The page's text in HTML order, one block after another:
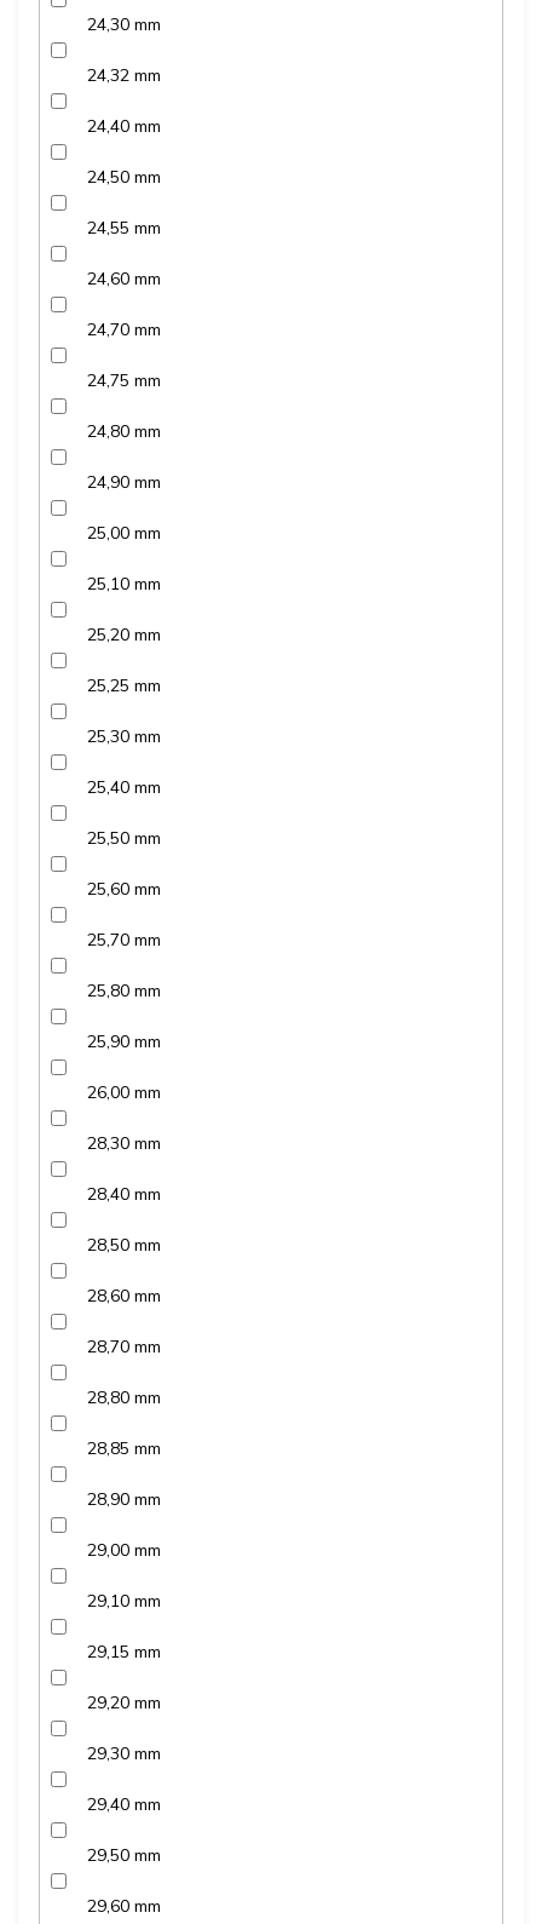
24,30 mm
24,32 mm
24,40 mm
24,50 mm
24,55 mm
24,60 mm
24,70 mm
24,75 mm
24,80 mm
24,90 mm
25,00 mm
25,10 mm
25,20 mm
25,25 mm
25,30 mm
25,40 mm
25,50 mm
25,60 mm
25,70 mm
25,80 mm
25,90 mm
26,00 mm
28,30 mm
28,40 mm
28,50 mm
28,60 mm
28,70 mm
28,80 mm
28,85 mm
28,90 mm
29,00 mm
29,10 mm
29,15 mm
29,20 mm
29,30 mm
29,40 mm
29,50 mm
29,60 mm